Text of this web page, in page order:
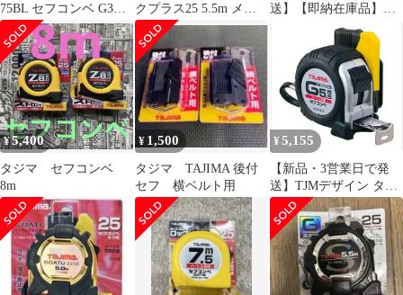
75BL セフコンベ G3ゴ
ールドロックマグ爪25
7.5m メートル目盛 ス
ケール コンベックス セ
フコンベ
クプラス25 5.5m メー
トルメモリ (SFLP25-
55BL)
送】【即納在庫品】
TJMデザイン タジマツ
ール SFGSL25-75BL セ
フコンベＧステンロッ
ク－２５ ７．５ｍ メー
トル目盛 ブリスター
SFGSL2575BL【沖縄離
島販売不可】
¥5,400
タジマ セフコンベ
8m
¥ 1,500
タジマ TAJIMA 後付
セフ 横ベルト用
¥ 5,155
【新品・3営業日で発
送】TJMデザイン タジ
マ セフコンベＧステン
ロック２５ SFGSL25-
55BL 124338